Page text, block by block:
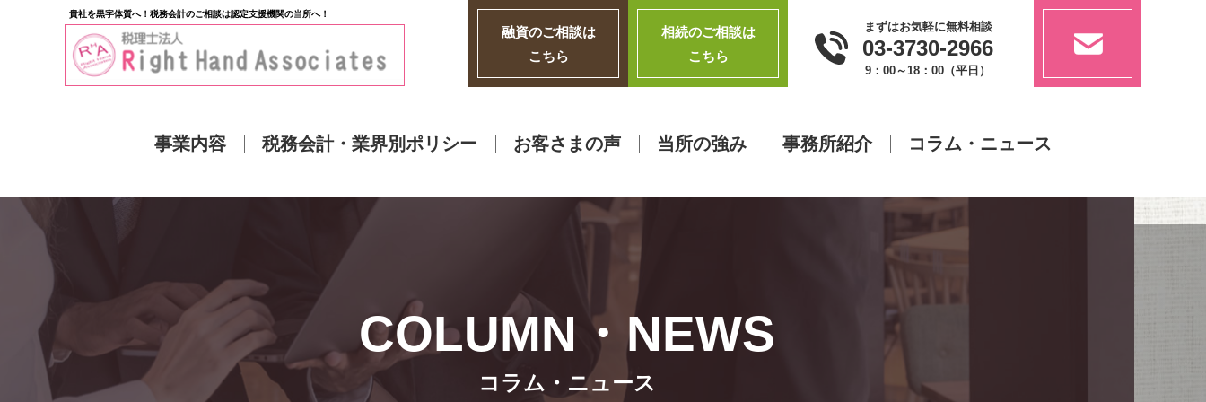
貴社を黒字体質へ！税務会計のご相談は認定支援機関の当所へ！
コラム・ニュース
事業内容 税務会計・業界別ポリシー お客さまの声 当所の強み 事務所紹介 コラム・ニュース
融資のご相談は
こちら
相続のご相談は
こちら
まずはお気軽に無料相談
03-3730-2966
9：00～18：00（平日）